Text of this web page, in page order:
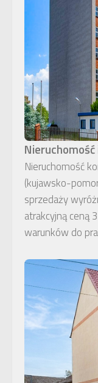
Nieruchomość
(kujawsko-
sprzedaży
atrakcyjną ceną
warunków do